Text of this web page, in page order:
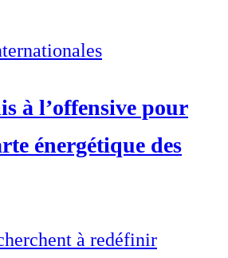
à l’offensive pour
énergétique des
à redéfinir